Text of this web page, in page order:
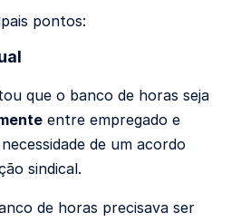
pontos:
que o banco de horas seja
entre empregado e
de um acordo
sindical.
de horas precisava ser